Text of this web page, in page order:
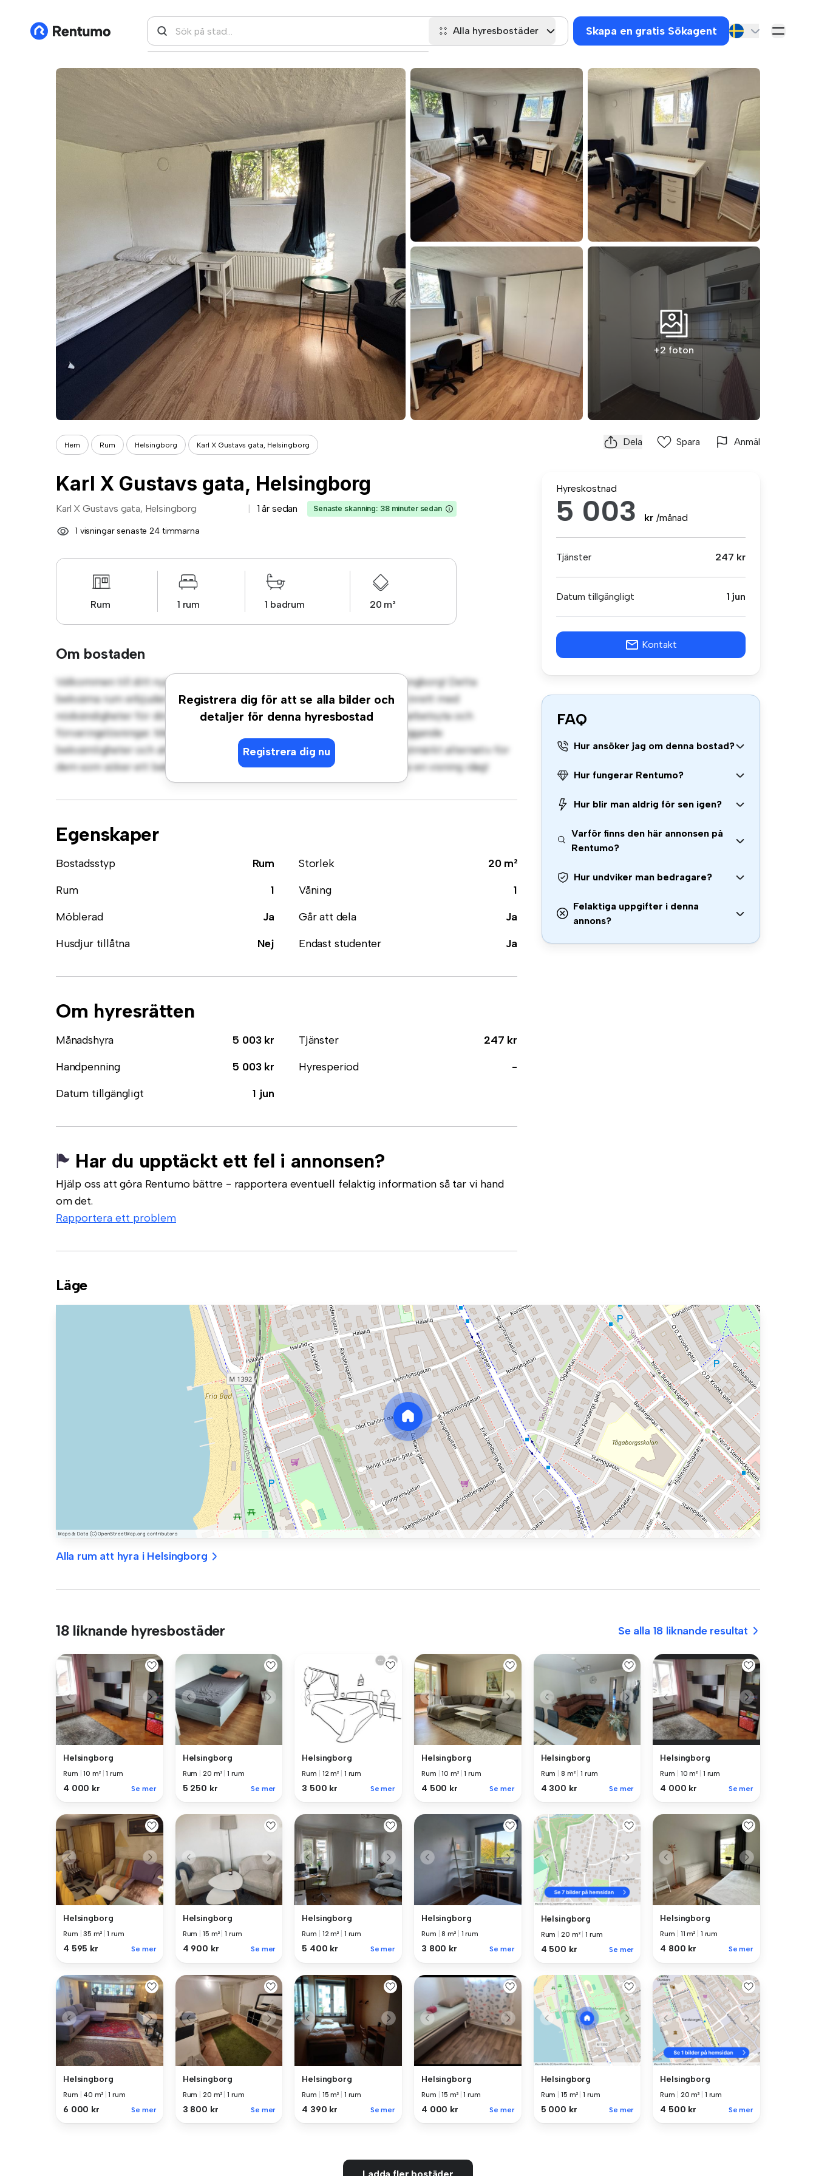
Alla hyresbostäder Skapa en gratis Sökagent
+2 foton
Hem Rum Helsingborg Karl X Gustavs gata, Helsingborg Dela Spara Anmäl
Karl X Gustavs gata, Helsingborg
Karl X Gustavs gata, Helsingborg 1 år sedan Senaste skanning: 38 minuter sedan
1 visningar senaste 24 timmarna
Rum 1 rum 1 badrum 20 m²
Om bostaden
Registrera dig för att se alla bilder och
detaljer för denna hyresbostad
Registrera dig nu
Välkommen till ditt nya mysiga tillflyktsort på Karl X Gustavs gata, Helsingborg! Detta
bekväma rum erbjuder ett fridfullt och privat vardagsrum. Detta rum är inrett med
nödvändigheter för din bekvämlighet och erbjuder en bekväm säng, en arbetsyta och
förvaringslösningar. Med sitt bekväma läge har du enkel tillgång till närliggande
bekvämligheter och attraktioner. Prisvärt till 5 003 kr är detta rum ett utmärkt alternativ för
dem som söker ett bekvämt och bekvämt boende. Missa inte det – boka en visning idag!
Egenskaper
Bostadsstyp Rum Storlek
20 m²
Rum
1 Våning
1
Möblerad
Ja Går att dela
Ja
Husdjur tillåtna
Nej Endast studenter Ja
Om hyresrätten
Månadshyra 5 003 kr Tjänster
247 kr
Handpenning
5 003 kr Hyresperiod
-
Datum tillgängligt
1 jun
Har du upptäckt ett fel i annonsen?
Hjälp oss att göra Rentumo bättre - rapportera eventuell felaktig information så tar vi hand
om det.
Rapportera ett problem
Hyreskostnad
5 003 kr /månad
Tjänster 247 kr
Datum tillgängligt 1 jun
Kontakt
FAQ
Hur ansöker jag om denna bostad?
Hur fungerar Rentumo?
Hur blir man aldrig för sen igen?
Varför finns den här annonsen på
Rentumo?
Hur undviker man bedragare?
Felaktiga uppgifter i denna
annons?
Läge
Alla rum att hyra i Helsingborg
18 liknande hyresbostäder Se alla 18 liknande resultat
Helsingborg
Rum |10 m² |1 rum
4 000 kr Se mer
Helsingborg
Rum 20 m² |1 rum
5 250 kr Se mer
Helsingborg
Rum 12 m² 1 rum
3 500 kr Se mer
Helsingborg
Rum |10 m² |1 rum
4 500 kr Se mer
Helsingborg
Rum 8 m² |1 rum
4 300 kr Se mer
Helsingborg
Rum 10 m² 1 rum
4 000 kr Se mer
Helsingborg
Rum |35 m² |1 rum
4 595 kr Se mer
Helsingborg
Rum 15 m² |1 rum
4 900 kr Se mer
Helsingborg
Rum 12 m² 1 rum
5 400 kr Se mer
Helsingborg
Rum |8 m² 1 rum
3 800 kr Se mer
Helsingborg
Rum 20 m² |1 rum
4 500 kr Se mer
Helsingborg
Rum 11 m² 1 rum
4 800 kr Se mer
Helsingborg
Rum 40 m² |1 rum
6 000 kr Se mer
Helsingborg
Rum 20 m² |1 rum
3 800 kr Se mer
Helsingborg
Rum 15 m² 1 rum
4 390 kr Se mer
Helsingborg
Rum |15 m² |1 rum
4 000 kr Se mer
Helsingborg
Rum 15 m² |1 rum
5 000 kr Se mer
Helsingborg
Rum 20 m² 1 rum
4 500 kr Se mer